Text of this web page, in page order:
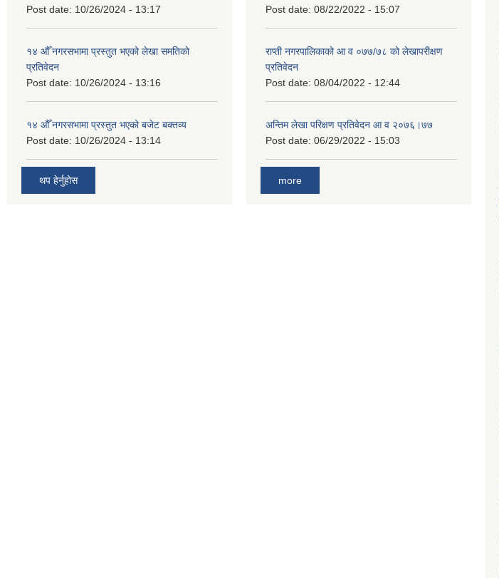
Post date: 10/26/2024 - 13:17
१४ औँ नगरसभामा प्रस्तुत भएको लेखा समतिको
प्रतिवेदन
Post date: 10/26/2024 - 13:16
१४ औँ नगरसभामा प्रस्तुत भएको बजेट बक्तव्य
Post date: 10/26/2024 - 13:14
थप हेर्नुहोस
Post date: 08/22/2022 - 15:07
राप्ती नगरपालिकाको आ व ०७७/७८ को लेखापरीक्षण
प्रतिवेदन
Post date: 08/04/2022 - 12:44
अन्तिम लेखा परिक्षण प्रतिवेदन आ व २०७६।७७
Post date: 06/29/2022 - 15:03
more